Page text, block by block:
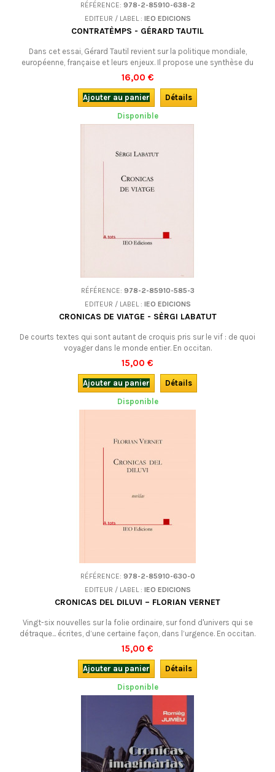
RÉFÉRENCE: 978-2-85910-638-2
EDITEUR / LABEL : IEO EDICIONS
CONTRATÈMPS - GÉRARD TAUTIL
Dans cet essai, Gérard Tautil revient sur la politique mondiale,
européenne, française et leurs enjeux. Il propose une synthèse du
mouvement occitan et de ses perspectives. En occitan (provençal).
16,00 €
Ajouter au panier
Détails
Disponible
RÉFÉRENCE: 978-2-85910-585-3
EDITEUR / LABEL : IEO EDICIONS
CRONICAS DE VIATGE - SÈRGI LABATUT
De courts textes qui sont autant de croquis pris sur le vif : de quoi
voyager dans le monde entier. En occitan.
15,00 €
Ajouter au panier
Détails
Disponible
RÉFÉRENCE: 978-2-85910-630-0
EDITEUR / LABEL : IEO EDICIONS
CRONICAS DEL DILUVI – FLORIAN VERNET
Vingt-six nouvelles sur la folie ordinaire, sur fond d'univers qui se
détraque... écrites, d’une certaine façon, dans l’urgence. En occitan.
15,00 €
Ajouter au panier
Détails
Disponible